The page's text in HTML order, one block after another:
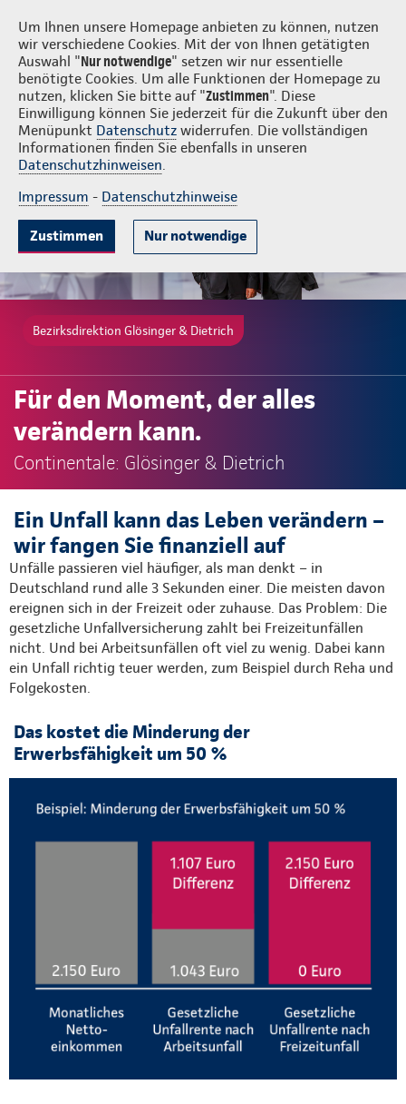
Um Ihnen unsere Homepage anbieten zu können, nutzen
wir verschiedene Cookies. Mit der von Ihnen getätigten
Auswahl "Nur notwendige" setzen wir nur essentielle
benötigte Cookies. Um alle Funktionen der Homepage zu
nutzen, klicken Sie bitte auf "Zustimmen". Diese
Einwilligung können Sie jederzeit für die Zukunft über den
Menüpunkt Datenschutz widerrufen. Die vollständigen
Informationen finden Sie ebenfalls in unseren
Datenschutzhinweisen.
Impressum - Datenschutzhinweise
Zustimmen Nur notwendige
Glösinger & Dietrich Login
Gute Gründe Tarife & Leistungen Wissenswertes
Bezirksdirektion Glösinger & Dietrich
Für den Moment, der alles
verändern kann.
Continentale: Glösinger & Dietrich
Ein Unfall kann das Leben verändern –
wir fangen Sie finanziell auf
Unfälle passieren viel häufiger, als man denkt – in
Deutschland rund alle 3 Sekunden einer. Die meisten davon
ereignen sich in der Freizeit oder zuhause. Das Problem: Die
gesetzliche Unfallversicherung zahlt bei Freizeitunfällen
nicht. Und bei Arbeitsunfällen oft viel zu wenig. Dabei kann
ein Unfall richtig teuer werden, zum Beispiel durch Reha und
Folgekosten.
Das kostet die Minderung der
Erwerbsfähigkeit um 50 %